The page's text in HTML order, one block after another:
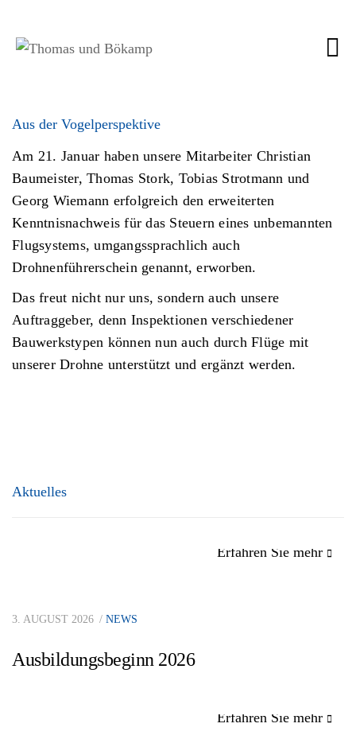
Aus der Vogelperspektive
Am 21. Januar haben unsere Mitarbeiter Christian
Baumeister, Thomas Stork, Tobias Strotmann und
Georg Wiemann erfolgreich den erweiterten
Kenntnisnachweis für das Steuern eines unbemannten
Flugsystems, umgangssprachlich auch
Drohnenführerschein genannt, erworben.
Das freut nicht nur uns, sondern auch unsere
Auftraggeber, denn Inspektionen verschiedener
Bauwerkstypen können nun auch durch Flüge mit
unserer Drohne unterstützt und ergänzt werden.
Aktuelles
Erfahren Sie mehr
3. AUGUST 2026 NEWS
Ausbildungsbeginn 2026
Erfahren Sie mehr